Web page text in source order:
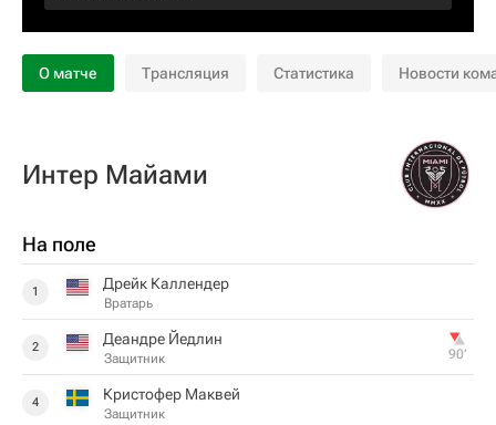
О матче Трансляция Статистика Новости
Интер Майами
На поле
1 Дрейк Каллендер
Вратарь
2 Деандре Йедлин
Защитник 90‎’‎
4 Кристофер Маквей
Защитник